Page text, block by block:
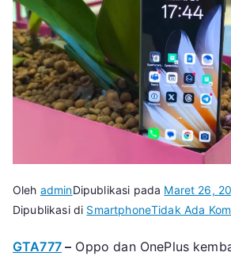
Oleh adminDipublikasi pada Maret 26,
Dipublikasi di SmartphoneTidak Ada
GTA777– Oppo dan OnePlus